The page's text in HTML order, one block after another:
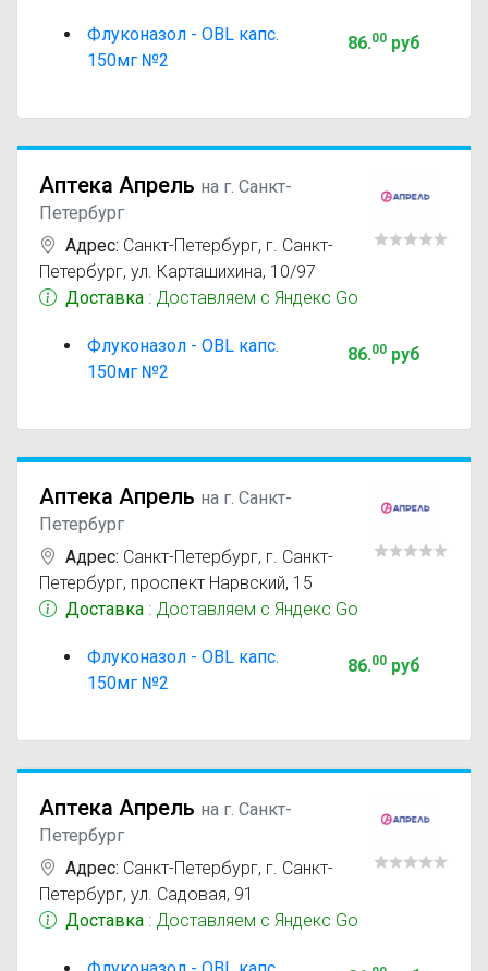
Флуконазол - OBL капс.
150мг №2
86.00руб
Аптека Апрель на г. Санкт-
Петербург
Адрес: Санкт-Петербург, г. Санкт-
Петербург, ул. Карташихина, 10/97
Доставка : Доставляем с Яндекс Go
Флуконазол - OBL капс.
150мг №2
86.00руб
Аптека Апрель на г. Санкт-
Петербург
Адрес: Санкт-Петербург, г. Санкт-
Петербург, проспект Нарвский, 15
Доставка : Доставляем с Яндекс Go
Флуконазол - OBL капс.
150мг №2
86.00руб
Аптека Апрель на г. Санкт-
Петербург
Адрес: Санкт-Петербург, г. Санкт-
Петербург, ул. Садовая, 91
Доставка : Доставляем с Яндекс Go